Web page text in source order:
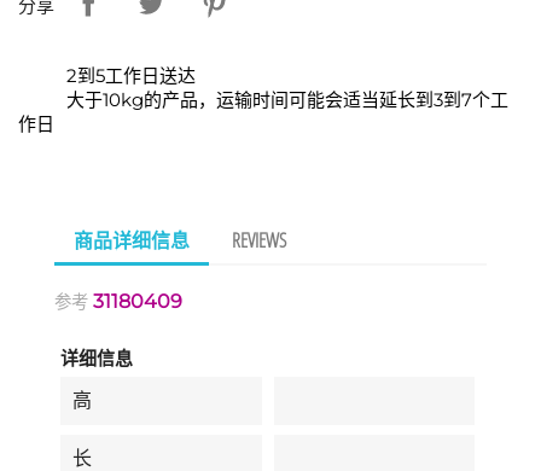
分享
2到5工作日送达
大于10kg的产品，运输时间可能会适当延长到3到7个工
作日
商品详细信息 REVIEWS
参考 31180409
详细信息
高
长